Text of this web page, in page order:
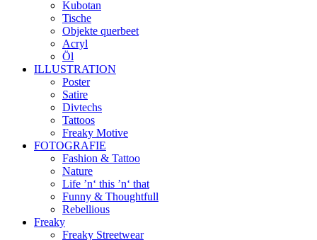
Kubotan
Tische
Objekte querbeet
Acryl
Öl
ILLUSTRATION
Poster
Satire
Divtechs
Tattoos
Freaky Motive
FOTOGRAFIE
Fashion & Tattoo
Nature
Life ’n‘ this ’n‘ that
Funny & Thoughtfull
Rebellious
Freaky
Freaky Streetwear